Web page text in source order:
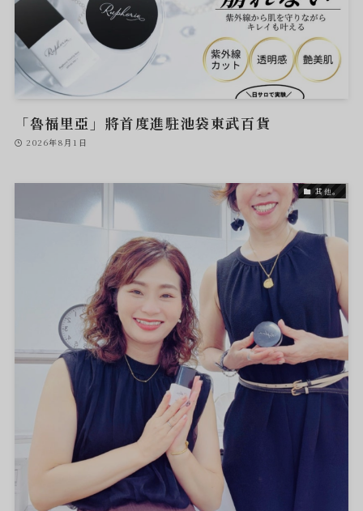
「魯福里亞」將首度進駐池袋東武百貨
2026年8月1日
其他。